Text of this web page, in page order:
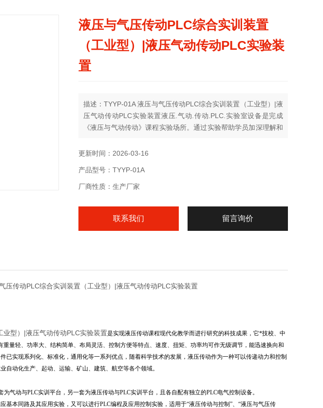
液压与气压传动PLC综合实训装置
（工业型）|液压气动传动PLC实验装
置
描述：TYYP-01A 液压与气压传动PLC综合实训装置（工业型）|液
压气动传动PLC实验装置液压.气动.传动.PLC.实验室设备是完成
《液压与气动传动》课程实验场所。通过实验帮助学员加深理解和
更新时间：2026-03-16
产品型号：TYYP-01A
厂商性质：生产厂家
联系我们 留言询价
压传动PLC综合实训装置（工业型）|液压气动传动PLC实验装置
型）|液压气动传动PLC实验装置是实现液压传动课程现代化教学而进行研究的科技成果，它*技校、中
量轻、功率大、结构简单、布局灵活、控制方便等特点、速度、扭矩、功率均可作无级调节，能迅速换向和
已实现系列化、标准化，通用化等一系列优点，随着科学技术的发展，液压传动作为一种可以传递动力和控制
自动化生产、起动、运输、矿山、建筑、航空等各个领域。
气动与PLC实训平台，另一套为液压传动与PLC实训平台，且各自配有独立的PLC电气控制设备。
基本同路及其应用实验，又可以进行PLC编程及应用控制实验，适用于“液压传动与控制”、“液压与气压传